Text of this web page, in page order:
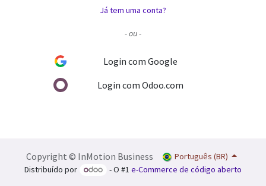
Já tem uma conta?
- ou -
Login com Google
Login com Odoo.com
Copyright © InMotion Business
Português (BR)
Distribuído por
- O #1e-Commerce de código aberto